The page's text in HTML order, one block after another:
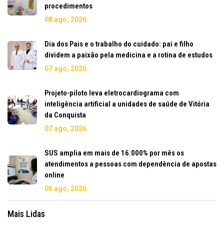
procedimentos
08 ago, 2026
Dia dos Pais e o trabalho do cuidado: pai e filho
dividem a paixão pela medicina e a rotina de estudos
07 ago, 2026
Projeto-piloto leva eletrocardiograma com
inteligência artificial a unidades de saúde de Vitória
da Conquista
07 ago, 2026
SUS amplia em mais de 16.000% por mês os
atendimentos a pessoas com dependência de apostas
online
06 ago, 2026
Mais Lidas